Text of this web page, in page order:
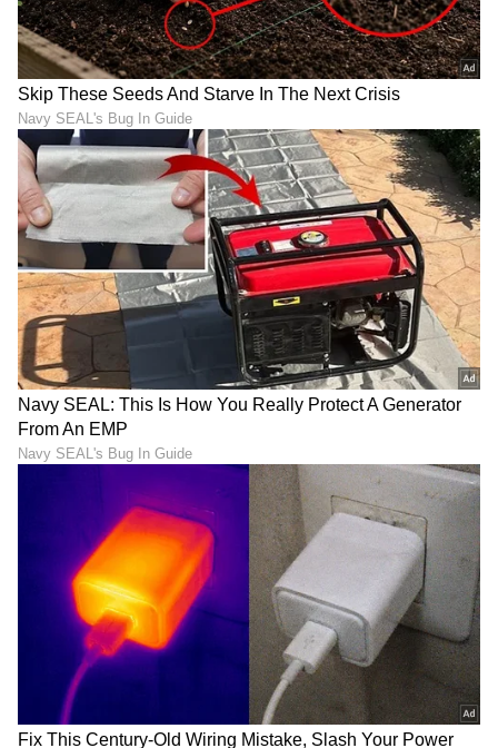
ABOUT THE AUTHOR
SH Sushma Hegde
ಸುವರ್ಣ ನ್ಯೂಸ್ ಸುದ್ದಿ ಮಾಧ್ಯಮದ ಡಿಜಿಟಲ್ ವಿಭಾಗದಲ್ಲಿ ಕಳೆದ
ಮೂರು ವರ್ಷಗಳಿಂದ ಕೆಲಸ ಮಾಡುತ್ತಿದ್ದೇನೆ. ದೃಶ್ಯ ಮಾಧ್ಯಮ,
ಡಿಜಿಟಲ್‌ ಮಾಧ್ಯಮದಲ್ಲಿ 5 ವರ್ಷ ಕೆಲಸ ಮಾಡಿದ ಅನುಭವವಿದೆ.
SDM ಉಜಿರೆಯಲ್ಲಿ ಪತ್ರಿಕೋದ್ಯಮದ ಸ್ನಾತಕೋತ್ತರ ಪದವಿ.
ಸುದ್ದಿಲೋಕದಲ್ಲಿ ರಾಜಕೀಯ, ದೇಶ, ಜ್ಯೋತಿಷ್ಯ, ಜೀವನಶೈಲಿ,
ವಾಣಿಜ್ಯ, ಕ್ರೈಂ ಸುದ್ದಿಗಳಲ್ಲಿ ಆಸಕ್ತಿ.
ರಾಶಿ ಜ್ಯೋತಿಷ್ಯ ಅದೃಷ್ಟ